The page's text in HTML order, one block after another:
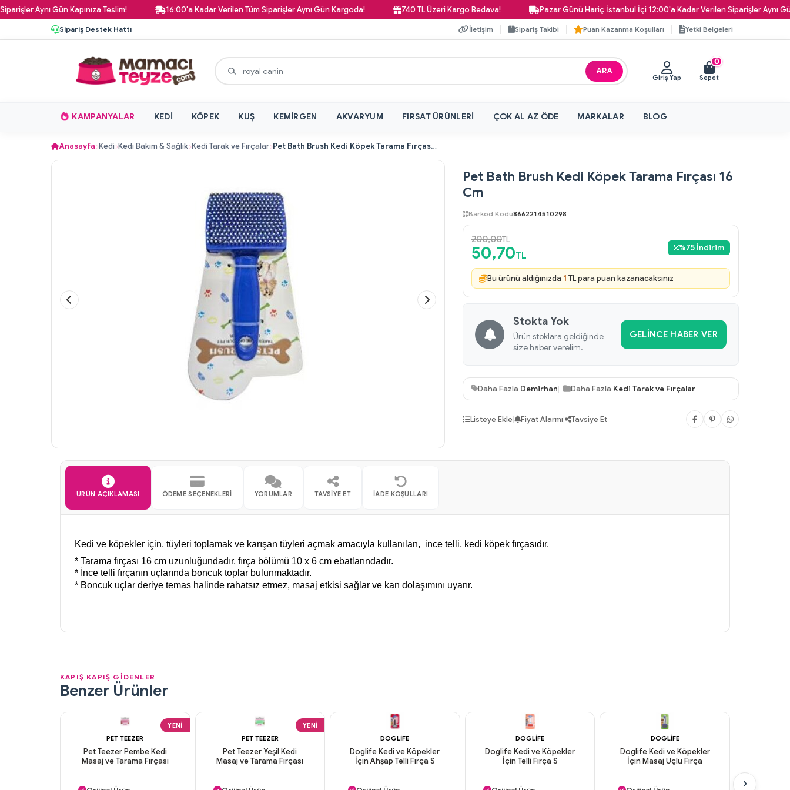
Aynı Gün Kapınıza Teslim! 16:00'a Kadar Verilen Tüm Siparişler Aynı Gün Kargoda! 740 TL Üzeri Kargo Bedava! Pazar Günü Hariç İstanbul İçi 12:00'a Kadar Verilen Siparişler Aynı Gün
Sipariş Destek Hattı İletişim Sipariş Takibi Puan Kazanma Koşulları Yetki Belgeleri
ARA
Giriş Yap
0
Sepet
KAMPANYALAR KEDI KÖPEK KUŞ KEMIRGEN AKVARYUM FIRSAT ÜRÜNLERI ÇOK AL AZ ÖDE MARKALAR BLOG
Anasayfa Kedi Kedi Bakım & Sağlık Kedi Tarak ve Fırçalar Pet Bath Brush Kedi Köpek Tarama Fırçası 16 Cm
Pet Bath Brush Kedi Köpek Tarama Fırçası 16
Cm
Barkod Kodu8662214510298
200,00TL
50,70TL
%75 İndirim
Bu ürünü aldığınızda 1 TL para puan kazanacaksınız
Stokta Yok
Ürün stoklara geldiğinde
size haber verelim.
GELINCE HABER VER
Daha Fazla Demirhan Daha Fazla Kedi Tarak ve Fırçalar
Listeye Ekle| Fiyat Alarmı| Tavsiye Et
ÜRÜN AÇIKLAMASI ÖDEME SEÇENEKLERI YORUMLAR TAVSIYE ET İADE KOŞULLARI
Kedi ve köpekler için, tüyleri toplamak ve karışan tüyleri açmak amacıyla kullanılan, ince telli, kedi köpek fırçasıdır.
* Tarama fırçası 16 cm uzunluğundadır, fırça bölümü 10 x 6 cm ebatlarındadır.
* İnce telli fırçanın uçlarında boncuk toplar bulunmaktadır.
* Boncuk uçlar deriye temas halinde rahatsız etmez, masaj etkisi sağlar ve kan dolaşımını uyarır.
KAPIŞ KAPIŞ GİDENLER
Benzer Ürünler
YENI
PET TEEZER
Pet Teezer Pembe Kedi
Masaj ve Tarama Fırçası
Aynı Gün Kargo
YENI
PET TEEZER
Pet Teezer Yeşil Kedi
Masaj ve Tarama Fırçası
Aynı Gün Kargo
DOGLIFE
Doglife Kedi ve Köpekler
İçin Ahşap Telli Fırça S
Aynı Gün Kargo
DOGLIFE
Doglife Kedi ve Köpekler
İçin Telli Fırça S
Aynı Gün Kargo
DOGLIFE
Doglife Kedi ve Köpekler
İçin Masaj Uçlu Fırça
Aynı Gün Kargo